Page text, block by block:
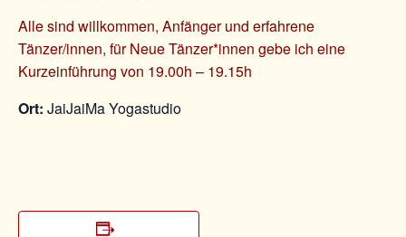
Alle sind willkommen, Anfänger und erfahrene
Tänzer/innen, für Neue Tänzer*innen gebe ich eine
Kurzeinführung von 19.00h – 19.15h
Ort: JaiJaiMa Yogastudio